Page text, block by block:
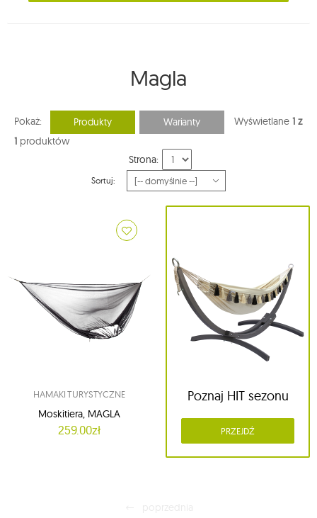
Magla
Pokaż: Produkty Warianty Wyświetlane 1 z
1 produktów
Strona:
Sortuj:
HAMAKI TURYSTYCZNE
Moskitiera, MAGLA
259.00zł
Poznaj HIT sezonu
PRZEJDŹ